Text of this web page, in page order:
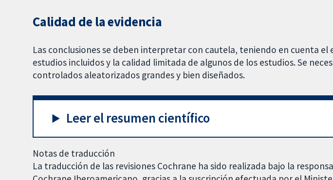
Calidad de la evidencia
Las conclusiones se deben interpretar con cautela, teniendo en cuenta el
estudios incluidos y la calidad limitada de algunos de los estudios. Se
controlados aleatorizados grandes y bien diseñados.
Leer el resumen científico
Notas de traducción
La traducción de las revisiones Cochrane ha sido realizada bajo la